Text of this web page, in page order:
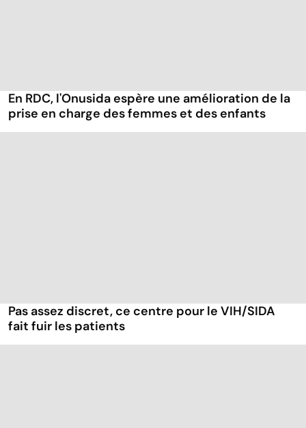
En RDC, l'Onusida espère une amélioration de la
prise en charge des femmes et des enfants
Pas assez discret, ce centre pour le VIH/SIDA
fait fuir les patients